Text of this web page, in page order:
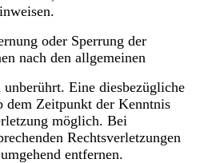
oder Sperrung der
nach den allgemeinen
Eine diesbezügliche
dem Zeitpunkt der Kenntnis
möglich. Bei
Rechtsverletzungen
entfernen.